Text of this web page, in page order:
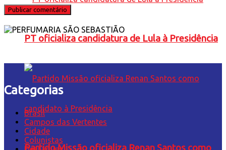
PT oficializa candidatura de Lula à Presidência
Partido Missão oficializa Renan Santos como
Categorias
Brasil
Campos das Vertentes
Cidade
Colunistas